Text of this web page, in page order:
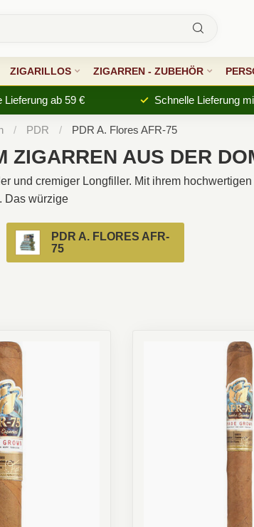
ZIGARILLOS ZIGARREN - ZUBEHÖR
Lieferung ab 59 € Schnelle Lieferung
/ PDR / PDR A. Flores AFR-75
ZIGARREN AUS DER
und cremiger Longfiller. Mit ihrem
Das würzige
PDR A. FLORES AFR-
75